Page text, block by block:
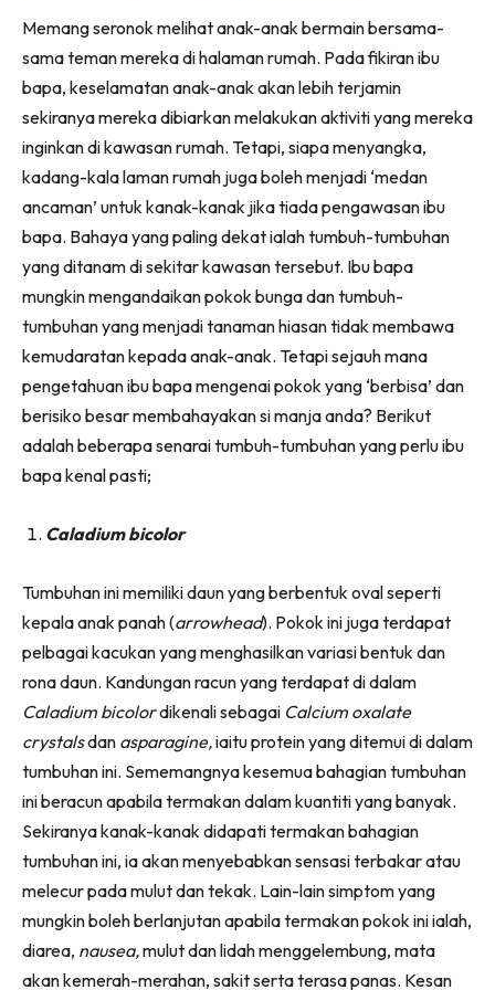
Ruang Tamu
Menarik Lagi
Kafe
Hartanah
High Rise
Landed
Video
Beli Di Mana
Buat Sendiri
Ilham Impiana
Ilham Impiana Inspirasi Selebriti
Casa Impiana
Impiana MakeOver
Lahar Dekor
Tip Laman
Hub Ideaktiv
(Twitter)
Memang seronok melihat anak-anak bermain bersama-
sama teman mereka di halaman rumah. Pada fikiran ibu
bapa, keselamatan anak-anak akan lebih terjamin
sekiranya mereka dibiarkan melakukan aktiviti yang mereka
inginkan di kawasan rumah. Tetapi, siapa menyangka,
kadang-kala laman rumah juga boleh menjadi ‘medan
ancaman’ untuk kanak-kanak jika tiada pengawasan ibu
bapa. Bahaya yang paling dekat ialah tumbuh-tumbuhan
yang ditanam di sekitar kawasan tersebut. Ibu bapa
mungkin mengandaikan pokok bunga dan tumbuh-
tumbuhan yang menjadi tanaman hiasan tidak membawa
kemudaratan kepada anak-anak. Tetapi sejauh mana
pengetahuan ibu bapa mengenai pokok yang ‘berbisa’ dan
berisiko besar membahayakan si manja anda? Berikut
adalah beberapa senarai tumbuh-tumbuhan yang perlu ibu
bapa kenal pasti;
Caladium bicolor
Tumbuhan ini memiliki daun yang berbentuk oval seperti
kepala anak panah (arrowhead). Pokok ini juga terdapat
pelbagai kacukan yang menghasilkan variasi bentuk dan
rona daun. Kandungan racun yang terdapat di dalam
Caladium bicolordikenali sebagai Calcium oxalate
crystalsdan asparagine,iaitu protein yang ditemui di dalam
tumbuhan ini. Sememangnya kesemua bahagian tumbuhan
ini beracun apabila termakan dalam kuantiti yang banyak.
Sekiranya kanak-kanak didapati termakan bahagian
tumbuhan ini, ia akan menyebabkan sensasi terbakar atau
melecur pada mulut dan tekak. Lain-lain simptom yang
mungkin boleh berlanjutan apabila termakan pokok ini ialah,
diarea, nausea,mulut dan lidah menggelembung, mata
akan kemerah-merahan, sakit serta terasa panas. Kesan